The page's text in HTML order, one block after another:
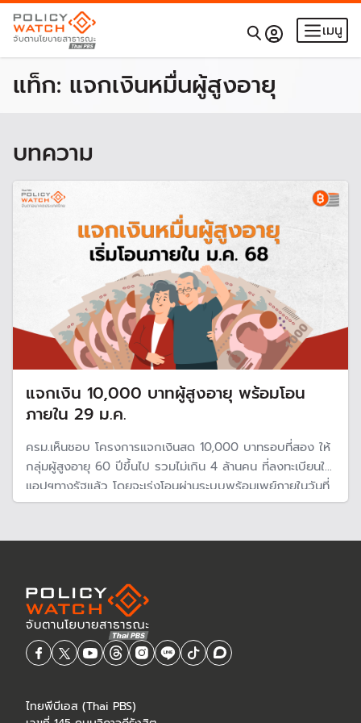
เมนู
แท็ก: แจกเงินหมื่นผู้สูงอายุ
บทความ
แจกเงิน 10,000 บาทผู้สูงอายุ พร้อมโอน
ภายใน 29 ม.ค.
ครม.เห็นชอบ โครงการแจกเงินสด 10,000 บาทรอบที่สอง ให้
กลุ่มผู้สูงอายุ 60 ปีขึ้นไป รวมไม่เกิน 4 ล้านคน ที่ลงทะเบียนใน
แอปฯทางรัฐแล้ว โดยจะเร่งโอนผ่านระบบพร้อมเพย์ภายในวันที่
29 ม.ค. 68
ไทยพีบีเอส (Thai PBS)